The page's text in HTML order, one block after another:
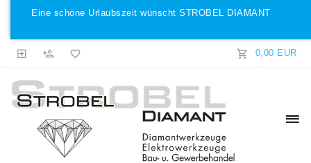
Eine schöne Urlaubszeit wünscht STROBEL DIAMANT
0,00 EUR